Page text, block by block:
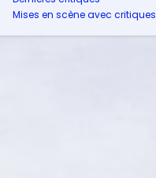
Mises en scène avec critiques